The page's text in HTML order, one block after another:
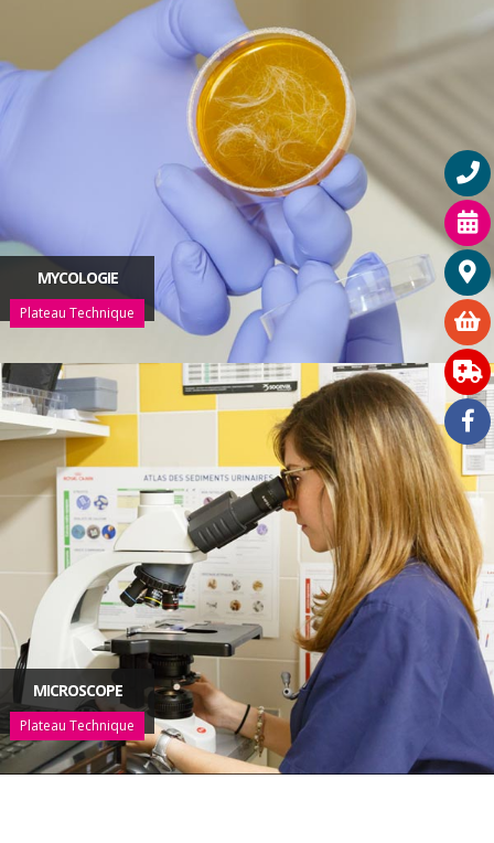
MYCOLOGIE
Plateau Technique
MICROSCOPE
Plateau Technique